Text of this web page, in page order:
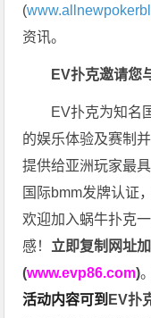
(
资讯。
EV扑克邀请您
EV扑克为知名
的娱乐体验及赛制
提供给亚洲玩家最
国际bmm发牌认证
欢迎加入蜗牛扑克
感！ 立即复制网址
(www.evp86.com)。
活动内容可到 EV扑